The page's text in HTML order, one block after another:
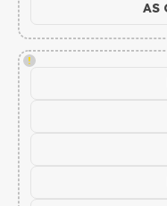
!